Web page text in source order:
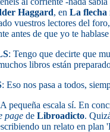
Haggard, en La flecha
vuestros lectores del
antes de que yo te
: Tengo que decirte que
libros están
: Eso nos pasa a todos,
pequeña escala sí. En
page de Libroadicto.
un relato en plan